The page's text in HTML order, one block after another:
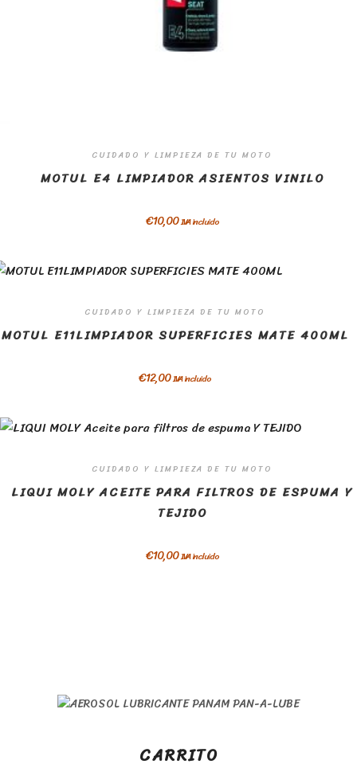
CUIDADO Y LIMPIEZA DE TU MOTO
MOTUL E4 LIMPIADOR ASIENTOS VINILO
€10,00IVA incluido
CUIDADO Y LIMPIEZA DE TU MOTO
MOTUL E11LIMPIADOR SUPERFICIES MATE 400ML
€12,00IVA incluido
CUIDADO Y LIMPIEZA DE TU MOTO
LIQUI MOLY ACEITE PARA FILTROS DE ESPUMA Y
TEJIDO
€10,00IVA incluido
CARRITO